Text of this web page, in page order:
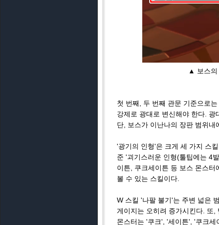
▲ 보스의
첫 번째, 두 번째 관문 기준으로
강제로 광대로 변신해야 한다.
단, 보스가 이난나의 장판 범위내
'광기의 인형'은 크게 세 가지 스
준 '괴기스러운 인형(툴팁에는 4
이튼, 쿠크세이튼 등 보스 몬스
볼 수 있는 스킬이다.
W 스킬 '나팔 불기'는 주변 넓은
게이지는 오히려 증가시킨다. 또
몬스터는 '쿠크', '세이튼', '쿠크